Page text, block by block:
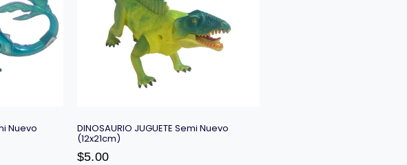
Nuevo DINOSAURIO JUGUETE Semi Nuevo
(12x21cm)
$5.00